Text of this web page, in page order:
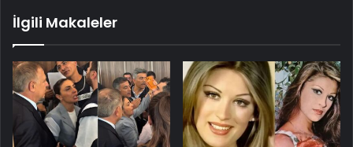
İlgili Makaleler